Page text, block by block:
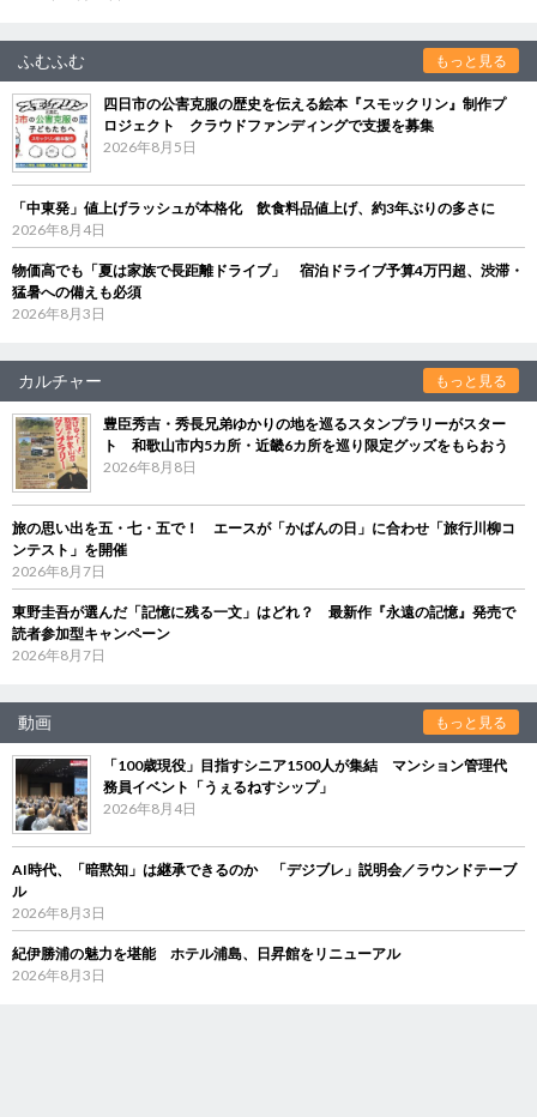
ふむふむ もっと見る
四日市の公害克服の歴史を伝える絵本『スモックリン』制作プ
ロジェクト クラウドファンディングで支援を募集
2026年8月5日
「中東発」値上げラッシュが本格化 飲食料品値上げ、約3年ぶりの多さに
2026年8月4日
物価高でも「夏は家族で長距離ドライブ」 宿泊ドライブ予算4万円超、渋滞・
猛暑への備えも必須
2026年8月3日
カルチャー もっと見る
豊臣秀吉・秀長兄弟ゆかりの地を巡るスタンプラリーがスター
ト 和歌山市内5カ所・近畿6カ所を巡り限定グッズをもらおう
2026年8月8日
旅の思い出を五・七・五で！ エースが「かばんの日」に合わせ「旅行川柳コ
ンテスト」を開催
2026年8月7日
東野圭吾が選んだ「記憶に残る一文」はどれ？ 最新作『永遠の記憶』発売で
読者参加型キャンペーン
2026年8月7日
動画 もっと見る
「100歳現役」目指すシニア1500人が集結 マンション管理代
務員イベント「うぇるねすシップ」
2026年8月4日
AI時代、「暗黙知」は継承できるのか 「デジブレ」説明会／ラウンドテーブ
ル
2026年8月3日
紀伊勝浦の魅力を堪能 ホテル浦島、日昇館をリニューアル
2026年8月3日